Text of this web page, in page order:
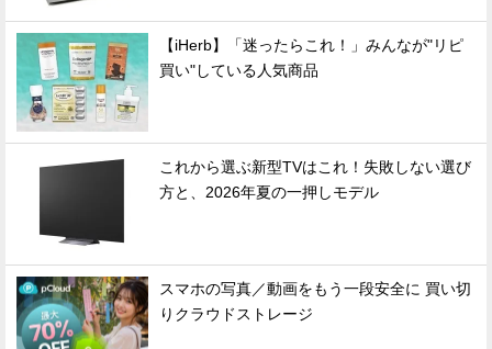
【iHerb】「迷ったらこれ！」みんなが"リピ
買い"している人気商品
これから選ぶ新型TVはこれ！失敗しない選び
方と、2026年夏の一押しモデル
スマホの写真／動画をもう一段安全に 買い切
りクラウドストレージ